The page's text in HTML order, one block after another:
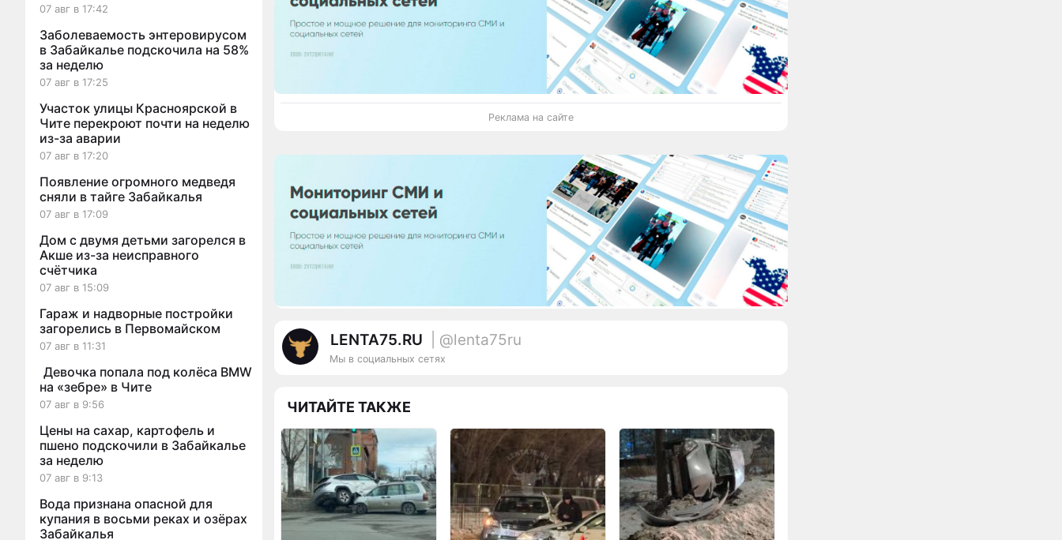
07 авг в 17:42
Заболеваемость энтеровирусом
в Забайкалье подскочила на 58%
за неделю
07 авг в 17:25
Участок улицы Красноярской в
Чите перекроют почти на неделю
из-за аварии
07 авг в 17:20
Появление огромного медведя
сняли в тайге Забайкалья
07 авг в 17:09
Дом с двумя детьми загорелся в
Акше из-за неисправного
счётчика
07 авг в 15:09
Гараж и надворные постройки
загорелись в Первомайском
07 авг в 11:31
Девочка попала под колёса BMW
на «зебре» в Чите
07 авг в 9:56
Цены на сахар, картофель и
пшено подскочили в Забайкалье
за неделю
07 авг в 9:13
Вода признана опасной для
купания в восьми реках и озёрах
Забайкалья
Реклама на сайте
LENTA75.RU | @lenta75ru
Мы в социальных сетях
ЧИТАЙТЕ ТАКЖЕ